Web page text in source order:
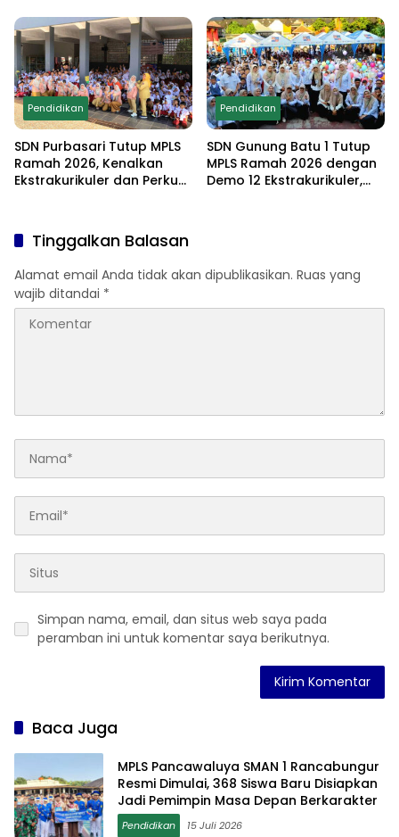
Lomba Edukatif untuk
Cetak Generasi
Berprestasi
Pendidikan
SDN Purbasari Tutup MPLS
Ramah 2026, Kenalkan
Ekstrakurikuler dan Perkuat
Pendidikan
SDN Gunung Batu 1 Tutup
MPLS Ramah 2026 dengan
Demo 12 Ekstrakurikuler,
Tinggalkan Balasan
Alamat email Anda tidak akan dipublikasikan. Ruas yang
wajib ditandai *
Simpan nama, email, dan situs web saya pada
peramban ini untuk komentar saya berikutnya.
Baca Juga
MPLS Pancawaluya SMAN 1 Rancabungur
Resmi Dimulai, 368 Siswa Baru Disiapkan
Jadi Pemimpin Masa Depan Berkarakter
Pendidikan 15 Juli 2026